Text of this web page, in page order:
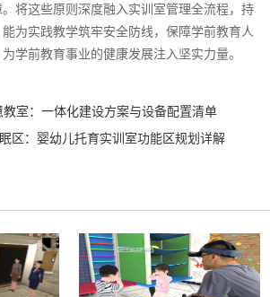
将这些原则深度融入实训室管理全流程，持
为实践教学筑牢安全防线，保障学前教育人
学前教育事业的健康发展注入坚实力量。
教室：一体化建设方案与设备配置清单
区：婴幼儿托育实训室功能区规划详解